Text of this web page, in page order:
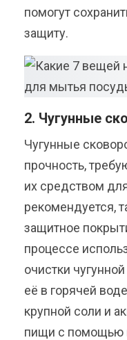
помогут
защиту.
2. Чугунные
Чугунные
прочность,
их средством
рекомендуется,
защитное
процессе
очистки
её в горячей
крупной соли и
пищи с помощью